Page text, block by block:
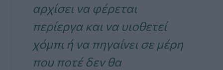
αρχίσει να φέρεται
περίεργα και να υιοθετεί
χόμπι ή να πηγαίνει σε μέρη
που ποτέ δεν θα